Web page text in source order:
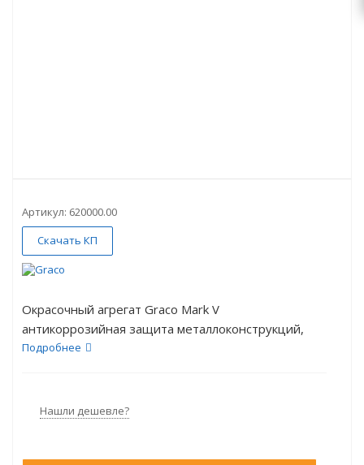
Артикул: 620000.00
Скачать КП
Окрасочный агрегат Graco Mark V
антикоррозийная защита металлоконструкций,
внешняя и внутренняя отделка помещений,
Подробнее
Нашли дешевле?